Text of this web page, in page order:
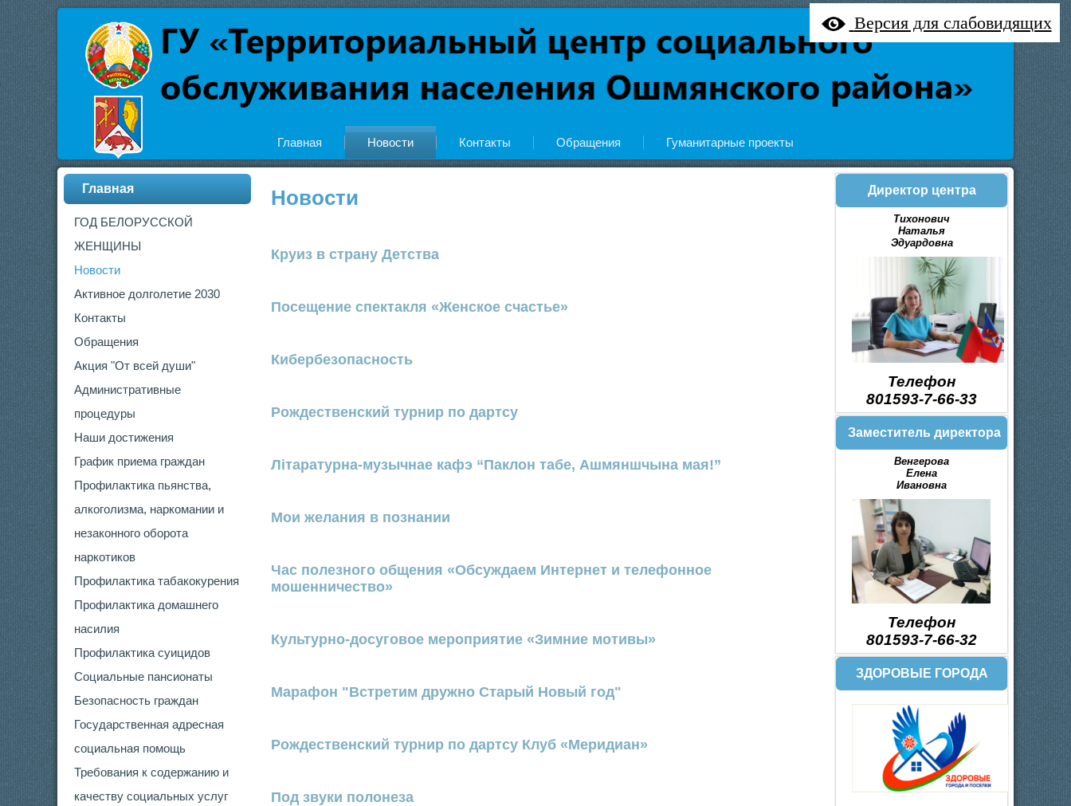
Версия для слабовидящих
Главная Новости Контакты Обращения Гуманитарные проекты
Главная
ГОД БЕЛОРУССКОЙ
ЖЕНЩИНЫ
Новости
Активное долголетие 2030
Контакты
Обращения
Акция "От всей души"
Административные
процедуры
Наши достижения
График приема граждан
Профилактика пьянства,
алкоголизма, наркомании и
незаконного оборота
наркотиков
Профилактика табакокурения
Профилактика домашнего
насилия
Профилактика суицидов
Социальные пансионаты
Безопасность граждан
Государственная адресная
социальная помощь
Требования к содержанию и
качеству социальных услуг
Новости
Круиз в страну Детства
Посещение спектакля «Женское счастье»
Кибербезопасность
Рождественский турнир по дартсу
Літаратурна-музычнае кафэ “Паклон табе, Ашмяншчына мая!”
Мои желания в познании
Час полезного общения «Обсуждаем Интернет и телефонное
мошенничество»
Культурно-досуговое мероприятие «Зимние мотивы»
Марафон "Встретим дружно Старый Новый год"
Рождественский турнир по дартсу Клуб «Меридиан»
Под звуки полонеза
Директор центра
Тихонович
Наталья
Эдуардовна
Телефон
801593-7-66-33
Заместитель директора
Венгерова
Елена
Ивановна
Телефон
801593-7-66-32
ЗДОРОВЫЕ ГОРОДА